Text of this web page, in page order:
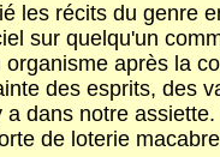
les récits du genre
sur quelqu'un
après la
des esprits, des
dans notre
de loterie